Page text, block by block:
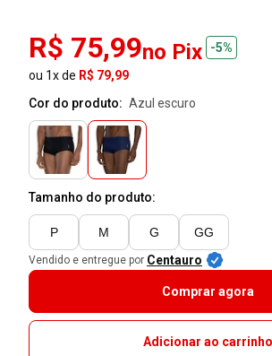
R$ 75,99no Pix
-5%
ou 1x de R$ 79,99
Cor do produto:
azul escuro
Tamanho do produto:
P M G GG
Vendido e entregue por Centauro
Comprar agora
Adicionar ao carrinho